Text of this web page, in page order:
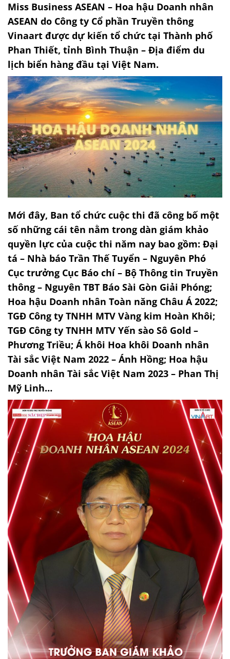
Miss Business ASEAN – Hoa hậu Doanh nhân
ASEAN do Công ty Cổ phần Truyền thông
Vinaart được dự kiến tổ chức tại Thành phố
Phan Thiết, tỉnh Bình Thuận – Địa điểm du
lịch biển hàng đầu tại Việt Nam.
Mới đây, Ban tổ chức cuộc thi đã công bố một
số những cái tên nằm trong dàn giám khảo
quyền lực của cuộc thi năm nay bao gồm: Đại
tá – Nhà báo Trần Thế Tuyển – Nguyên Phó
Cục trưởng Cục Báo chí – Bộ Thông tin Truyền
thông – Nguyên TBT Báo Sài Gòn Giải Phóng;
Hoa hậu Doanh nhân Toàn năng Châu Á 2022;
TGĐ Công ty TNHH MTV Vàng kim Hoàn Khôi;
TGĐ Công ty TNHH MTV Yến sào Sô Gold –
Phương Triều; Á khôi Hoa khôi Doanh nhân
Tài sắc Việt Nam 2022 – Ánh Hồng; Hoa hậu
Doanh nhân Tài sắc Việt Nam 2023 – Phan Thị
Mỹ Linh…